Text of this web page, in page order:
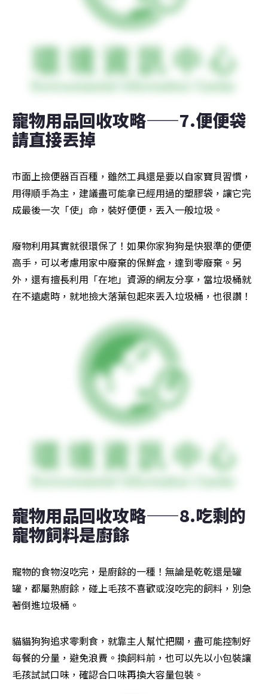
寵物用品回收攻略——7.便便袋
請直接丟掉
市面上撿便器百百種，雖然工具還是要以自家寶貝習慣，
用得順手為主，建議盡可能拿已經用過的塑膠袋，讓它完
成最後一次「使」命，裝好便便，丟入一般垃圾。
廢物利用其實就很環保了！如果你家狗狗是快狠準的便便
高手，可以考慮用家中廢棄的保鮮盒，達到零廢棄。另
外，還有擅長利用「在地」資源的網友分享，當垃圾桶就
在不遠處時，就地撿大落葉包起來丟入垃圾桶，也很讚！
寵物用品回收攻略——8.吃剩的
寵物飼料是廚餘
寵物的食物沒吃完，是廚餘的一種！無論是乾乾還是罐
罐，都屬熟廚餘，碰上毛孩不喜歡或沒吃完的飼料，別急
著倒進垃圾桶。
貓貓狗狗追求零剩食，就靠主人幫忙把關，盡可能控制好
每餐的分量，避免浪費。換飼料前，也可以先以小包裝讓
毛孩試試口味，確認合口味再換大容量包裝。